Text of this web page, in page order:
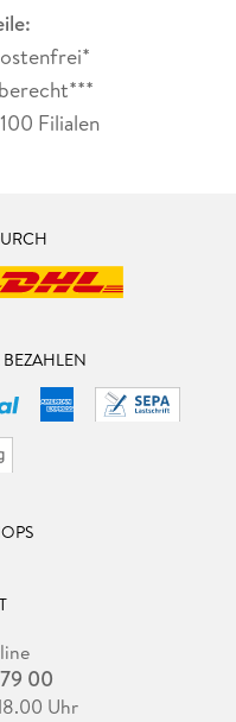
Filialen
00
Uhr